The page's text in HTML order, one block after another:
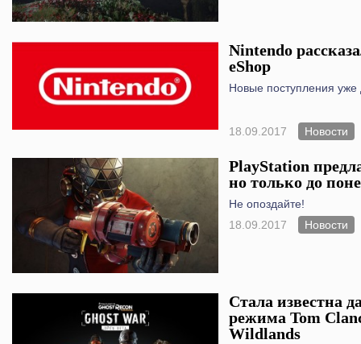
Nintendo
eShop
Новые поступления уже
18.09.2017 Новости
PlayStation
но только до
Не опоздайте!
18.09.2017
Новости
Стала известна
режима Tom
Wildlands